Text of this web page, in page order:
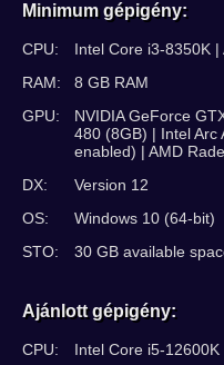
Minimum gépigény:
CPU:
Intel Core i3-8350K
RAM:
8 GB RAM
GPU:
NVIDIA GeForce
480 (8GB) | Intel Arc
enabled) | AMD
DX:
Version 12
OS:
Windows 10 (64-bit)
STO:
30 GB available
Ajánlott gépigény:
CPU:
Intel Core i5-